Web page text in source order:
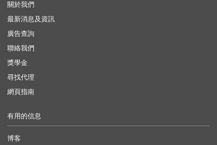
關於我們
最新消息及資訊
廣告查詢
聯絡我們
獎學金
尋找代理
網頁指南
有用的信息
博客